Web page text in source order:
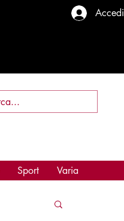
Accedi
Sport Varia